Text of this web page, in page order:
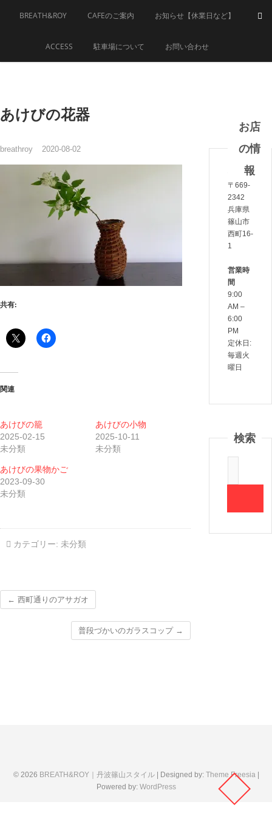
BREATH&ROY CAFEのご案内 お知らせ【休業日など】
ACCESS 駐車場について お問い合わせ
あけびの花器
breathroy 2020-08-02
共有:
関連
あけびの籠
2025-02-15
未分類
あけびの小物
2025-10-11
未分類
あけびの果物かご
2023-09-30
未分類
カテゴリー: 未分類
← 西町通りのアサガオ
普段づかいのガラスコップ →
お店
の情
報
〒669-
2342
兵庫県
篠山市
西町16-
1
営業時
間
9:00
AM –
6:00
PM
定休日:
毎週火
曜日
検索
© 2026 BREATH&ROY｜丹波篠山スタイル| Designed by: Theme Freesia|
Powered by: WordPress